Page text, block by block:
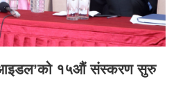
आइडल’को १५औं संस्करण सुरु